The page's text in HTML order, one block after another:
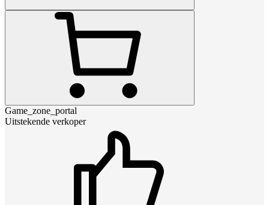
Game_zone_portal
Uitstekende verkoper